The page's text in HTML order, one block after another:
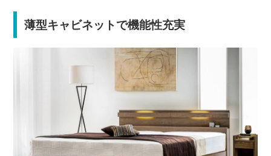
薄型キャビネットで機能性充実